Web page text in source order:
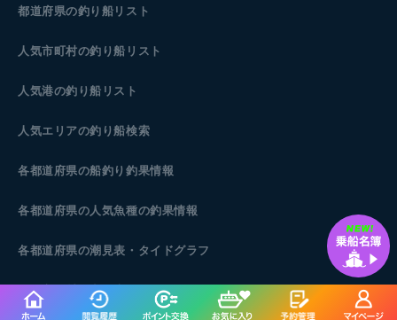
都道府県の釣り船リスト
人気市町村の釣り船リスト
人気港の釣り船リスト
人気エリアの釣り船検索
各都道府県の船釣り釣果情報
各都道府県の人気魚種の釣果情報
各都道府県の潮見表 ・タイドグラフ
人気市町村の潮見表・タイドグラフ